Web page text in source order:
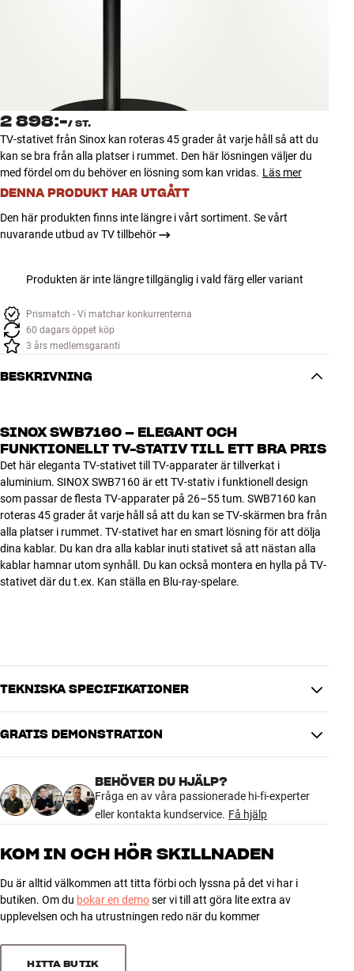
NYHETER
ERBJUDANDEN
Hitta Butik
Kundtjänst
Bygg med ljud
2 898:-/ ST.
TV-stativet från Sinox kan roteras 45 grader åt varje håll så att du
kan se bra från alla platser i rummet. Den här lösningen väljer du
med fördel om du behöver en lösning som kan vridas. Läs mer
DENNA PRODUKT HAR UTGÅTT
Den här produkten finns inte längre i vårt sortiment. Se vårt
nuvarande utbud av TV tillbehör
Produkten är inte längre tillgänglig i vald färg eller variant
Prismatch - Vi matchar konkurrenterna
60 dagars öppet köp
3 års medlemsgaranti
BESKRIVNING
SINOX SWB7160 – ELEGANT OCH
FUNKTIONELLT TV-STATIV TILL ETT BRA PRIS
Det här eleganta TV-stativet till TV-apparater är tillverkat i
aluminium. SINOX SWB7160 är ett TV-stativ i funktionell design
som passar de flesta TV-apparater på 26–55 tum. SWB7160 kan
roteras 45 grader åt varje håll så att du kan se TV-skärmen bra från
alla platser i rummet. TV-stativet har en smart lösning för att dölja
dina kablar. Du kan dra alla kablar inuti stativet så att nästan alla
kablar hamnar utom synhåll. Du kan också montera en hylla på TV-
stativet där du t.ex. Kan ställa en Blu-ray-spelare.
TEKNISKA SPECIFIKATIONER
PRESTANDA
Inbyggt vattenpass
Ja
Horisontell vridning
45 °
Inbyggd motor för
Nej
Minsta TV-storlek
26"
Maximal TV-storlek
55"
GRATIS DEMONSTRATION
BEHÖVER DU HJÄLP?
Fråga en av våra passionerade hi-fi-experter
eller kontakta kundservice. Få hjälp
KOM IN OCH HÖR SKILLNADEN
Du är alltid välkommen att titta förbi och lyssna på det vi har i
butiken. Om du bokar en demoser vi till att göra lite extra av
upplevelsen och ha utrustningen redo när du kommer
HITTA BUTIK